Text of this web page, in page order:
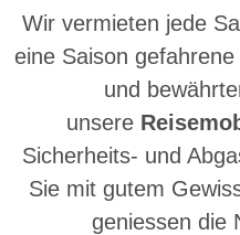
Wir vermieten jede
eine Saison gefahrene
und
unsere
Sicherheits- und
Sie mit gutem
geniessen die